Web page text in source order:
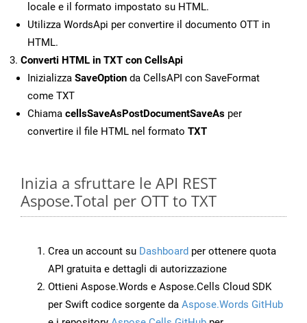
locale e il formato impostato su HTML.
Utilizza WordsApi per convertire il documento OTT in
HTML.
Converti HTML in TXT con CellsApi
Inizializza SaveOption da CellsAPI con SaveFormat
come TXT
Chiama cellsSaveAsPostDocumentSaveAs per
convertire il file HTML nel formato TXT
Inizia a sfruttare le API REST
Aspose.Total per OTT to TXT
Crea un account su Dashboard per ottenere quota
API gratuita e dettagli di autorizzazione
Ottieni Aspose.Words e Aspose.Cells Cloud SDK
per Swift codice sorgente da Aspose.Words GitHub